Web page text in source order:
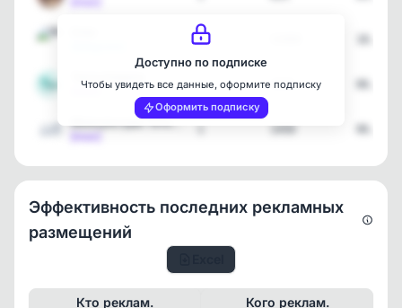
1
[max]
1 2555
Минкультуры Татарстана
1 1450
Доступно по подписке
Чтобы увидеть все данные, оформите подписку
Оформить подписку
Эффективность последних рекламных
размещений
Кто реклам. Кого реклам.